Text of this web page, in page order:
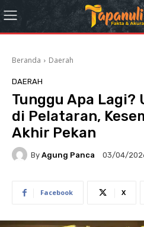
Beranda Daerah
DAERAH
Tunggu Apa
di Pelataran,
Akhir Pekan
By Agung Panca 03/04/
Facebook X